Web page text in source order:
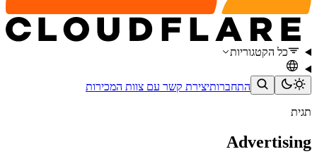
כל הקטגוריות
התחברותיצירת קשר עם צוות המכירות
תגית
Advertising